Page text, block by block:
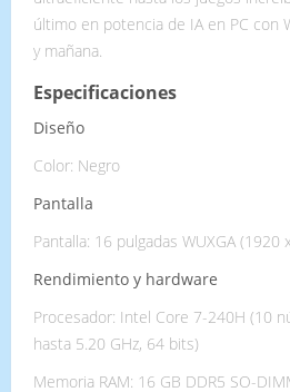
último en potencia de IA en PC con
y mañana.
Especificaciones
Diseño
Color: Negro
Pantalla
Pantalla: 16 pulgadas WUXGA
Rendimiento y hardware
Procesador: Intel Core 7-240H (10
hasta 5.20 GHz, 64 bits)
Memoria RAM: 16 GB DDR5 SO-